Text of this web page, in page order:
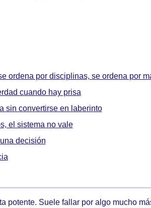
ordena por disciplinas, se ordena por
cuando hay prisa
sin convertirse en laberinto
el sistema no vale
decisión
potente. Suele fallar por algo mucho